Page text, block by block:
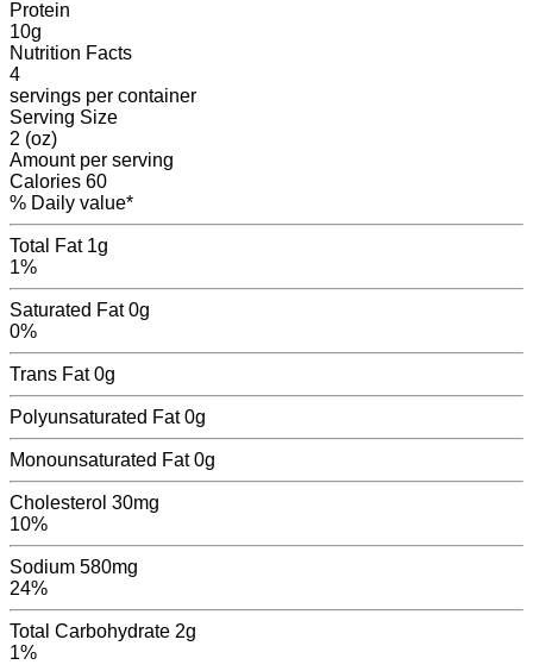
Protein
10g
Nutrition Facts
4
servings per container
Serving Size
2 (oz)
Amount per serving
Calories 60
% Daily value*
Total Fat 1g
1%
Saturated Fat0g
0%
Trans Fat 0g
Polyunsaturated Fat 0g
Monounsaturated Fat 0g
Cholesterol 30mg
10%
Sodium 580mg
24%
Total Carbohydrate 2g
1%